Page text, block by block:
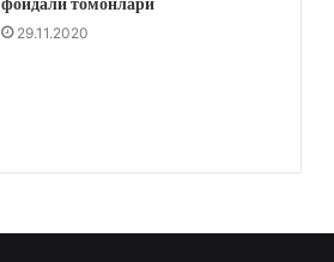
29.11.2020